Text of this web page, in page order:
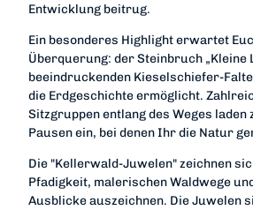
Entwicklung beitrug.
Ein besonderes Highlight erwartet
Überquerung: der Steinbruch „Kleine
beeindruckenden Kieselschiefer-
die Erdgeschichte ermöglicht.
Sitzgruppen entlang des Weges laden
Pausen ein, bei denen Ihr die Natur
Die "Kellerwald-Juwelen" zeichnen
Pfadigkeit, malerischen Waldwege
Ausblicke auszeichnen. Die Juwelen